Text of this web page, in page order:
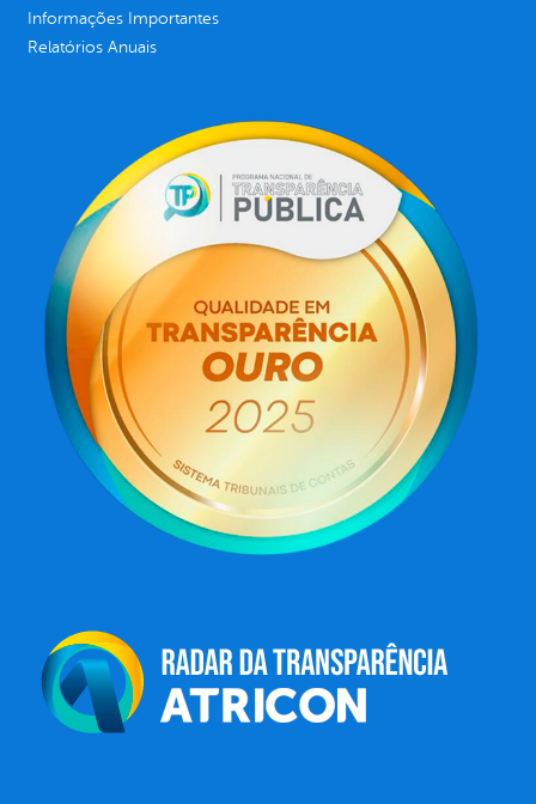
Informações Importantes
Relatórios Anuais